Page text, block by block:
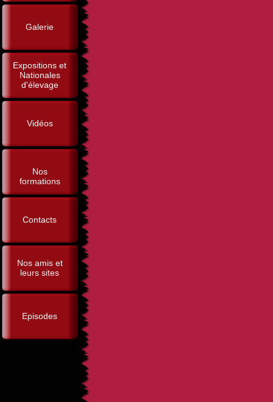
Galerie
Expositions et
Nationales
d'élevage
Vidéos
Nos
formations
Contacts
Nos amis et
leurs sites
Episodes